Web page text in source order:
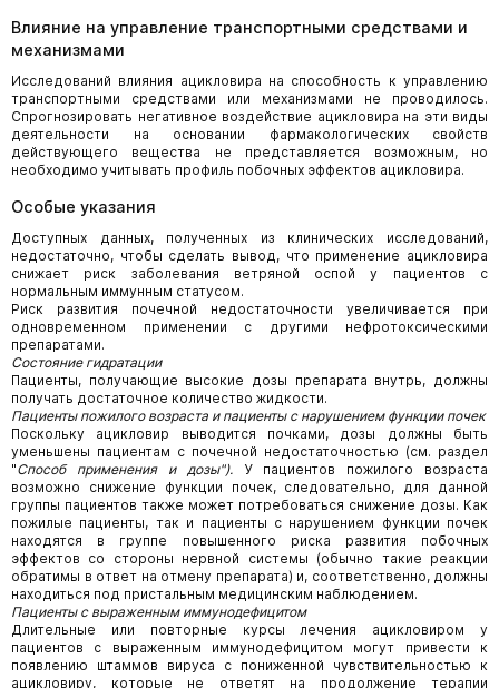
Влияние на управление транспортными средствами и
механизмами
Исследований влияния ацикловира на способность к управлению
транспортными средствами или механизмами не проводилось.
Спрогнозировать негативное воздействие ацикловира на эти виды
деятельности на основании фармакологических свойств
действующего вещества не представляется возможным, но
необходимо учитывать профиль побочных эффектов ацикловира.
Особые указания
Доступных данных, полученных из клинических исследований,
недостаточно, чтобы сделать вывод, что применение ацикловира
снижает риск заболевания ветряной оспой у пациентов с
нормальным иммунным статусом.
Риск развития почечной недостаточности увеличивается при
одновременном применении с другими нефротоксическими
препаратами.
Состояние гидратации
Пациенты, получающие высокие дозы препарата внутрь, должны
получать достаточное количество жидкости.
Пациенты пожилого возраста и пациенты с нарушением функции почек
Поскольку ацикловир выводится почками, дозы должны быть
уменьшены пациентам с почечной недостаточностью (см. раздел
"Способ применения и дозы"). У пациентов пожилого возраста
возможно снижение функции почек, следовательно, для данной
группы пациентов также может потребоваться снижение дозы. Как
пожилые пациенты, так и пациенты с нарушением функции почек
находятся в группе повышенного риска развития побочных
эффектов со стороны нервной системы (обычно такие реакции
обратимы в ответ на отмену препарата) и, соответственно, должны
находиться под пристальным медицинским наблюдением.
Пациенты с выраженным иммунодефицитом
Длительные или повторные курсы лечения ацикловиром у
пациентов с выраженным иммунодефицитом могут привести к
появлению штаммов вируса с пониженной чувствительностью к
ацикловиру, которые не ответят на продолжение терапии